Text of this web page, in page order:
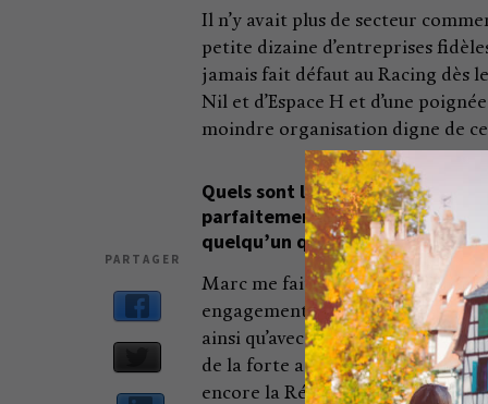
PARTAGER
Il n’y avait plus de secteur
petite dizaine d’entreprises
jamais fait défaut au Racing dès
Nil et d’Espace H et d’une
moindre organisation digne de
Quels sont les mots de Marc,
parfaitement que le Racing est
quelqu’un qui possède vos
Marc me fait part de son
engagement personnel qu’il
ainsi qu’avec un cercle
de la forte adhésion des deux
encore la Région Alsace, ce qu’il